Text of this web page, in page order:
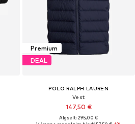
Premium
DEAL
POLO RALPH LAUREN
Vest
147,50 €
Algselt: 295,00 €